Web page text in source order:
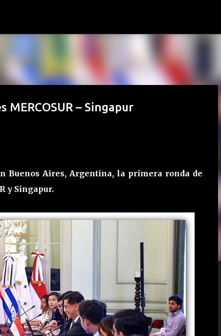
– Singapur
Buenos Aires, Argentina, la primera ronda de
y Singapur.